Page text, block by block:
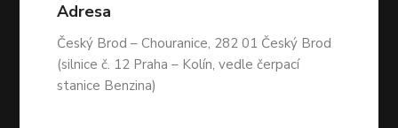
Adresa
Český Brod – Chouranice, 282 01 Český Brod
(silnice č. 12 Praha – Kolín, vedle čerpací
stanice Benzina)